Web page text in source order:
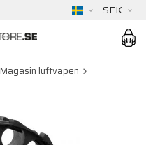
SEK
Magasin luftvapen